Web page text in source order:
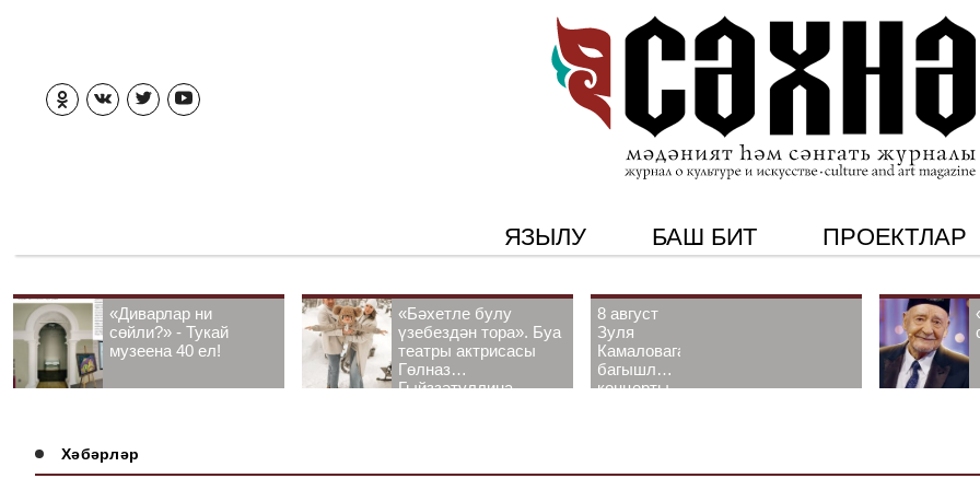
ЯЗЫЛУ БАШ БИТ ПРОЕКТЛАР
«Диварлар ни
сөйли?» - Тукай
музеена 40 ел!
«Бәхетле булу
үзебездән тора». Буа
театры актрисасы
Гөлназ
Гыйззәтуллина-
8 август
Зуля
Камаловага
багышлау
концерты
Хәбәрләр